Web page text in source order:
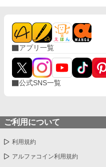
アプリ一覧
公式SNS一覧
ご利用について
利用規約
アルファコイン利用規約